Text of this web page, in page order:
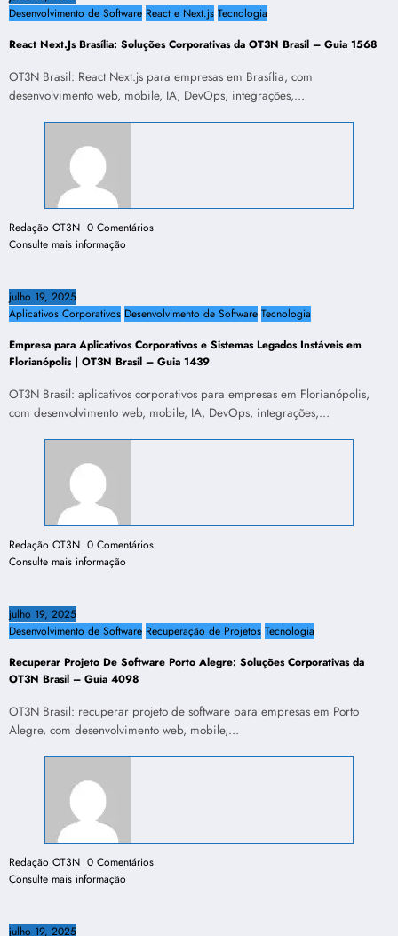
Desenvolvimento de Software React e Next.js Tecnologia
React Next.Js Brasília: Soluções Corporativas da OT3N Brasil – Guia 1568
OT3N Brasil: React Next.js para empresas em Brasília, com
desenvolvimento web, mobile, IA, DevOps, integrações,…
Redação OT3N 0 Comentários
Consulte mais informação
julho 19, 2025
Aplicativos Corporativos Desenvolvimento de Software Tecnologia
Empresa para Aplicativos Corporativos e Sistemas Legados Instáveis em
Florianópolis | OT3N Brasil – Guia 1439
OT3N Brasil: aplicativos corporativos para empresas em Florianópolis,
com desenvolvimento web, mobile, IA, DevOps, integrações,…
Redação OT3N 0 Comentários
Consulte mais informação
julho 19, 2025
Desenvolvimento de Software Recuperação de Projetos Tecnologia
Recuperar Projeto De Software Porto Alegre: Soluções Corporativas da
OT3N Brasil – Guia 4098
OT3N Brasil: recuperar projeto de software para empresas em Porto
Alegre, com desenvolvimento web, mobile,…
Redação OT3N 0 Comentários
Consulte mais informação
julho 19, 2025